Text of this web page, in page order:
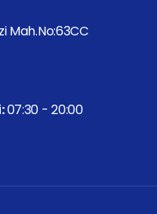
Mah.No:63CC
07:30 - 20:00